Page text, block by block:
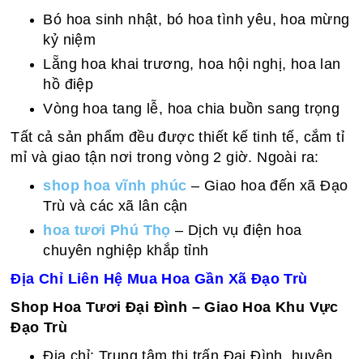
Bó hoa sinh nhật, bó hoa tình yêu, hoa mừng
kỷ niệm
Lẵng hoa khai trương, hoa hội nghị, hoa lan
hồ điệp
Vòng hoa tang lễ, hoa chia buồn sang trọng
Tất cả sản phẩm đều được thiết kế tinh tế, cắm tỉ
mỉ và giao tận nơi trong vòng 2 giờ. Ngoài ra:
shop hoa vĩnh phúc – Giao hoa đến xã Đạo
Trù và các xã lân cận
hoa tươi Phú Thọ – Dịch vụ điện hoa
chuyên nghiệp khắp tỉnh
Địa Chỉ Liên Hệ Mua Hoa Gần Xã Đạo Trù
Shop Hoa Tươi Đại Đình – Giao Hoa Khu Vực
Đạo Trù
Địa chỉ: Trung tâm thị trấn Đại Đình, huyện